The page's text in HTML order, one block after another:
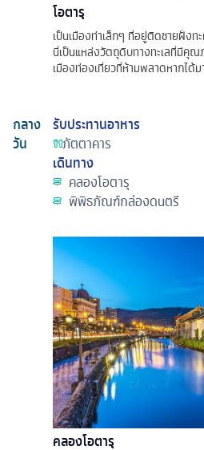
โอตารุ
เป็นเมืองท่าเล็กๆ ที่อยู่ติดชายฝั่งท
นี่เป็นแหล่งวัตถุดิบทางทะเลที่มีคุ
เมืองท่องเที่ยวที่ห้ามพลาดหากได้ม
กลาง
วัน
รับประทานอาหาร
ภัตตาคาร
เดินทาง
คลองโอตารุ
พิพิธภัณฑ์กล่องดนตรี
คลองโอตารุ